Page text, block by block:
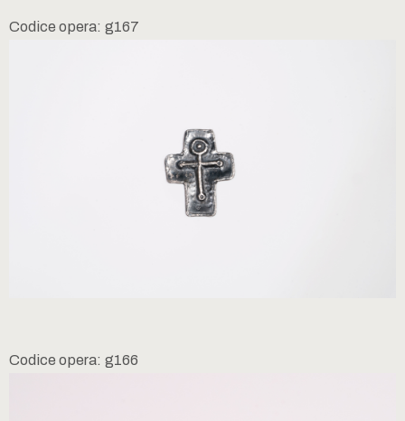
Codice opera: g167
Codice opera: g166